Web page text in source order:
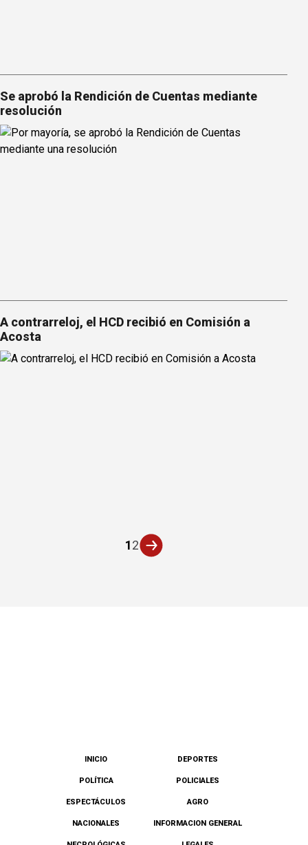
Se aprobó la Rendición de Cuentas mediante
resolución
A contrarreloj, el HCD recibió en Comisión a
Acosta
12
INICIO DEPORTES
POLÍTICA POLICIALES
ESPECTÁCULOS AGRO
NACIONALES INFORMACION GENERAL